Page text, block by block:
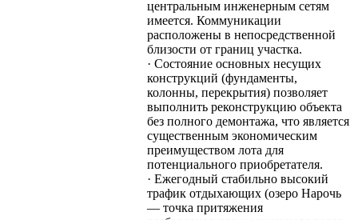
центральным инженерным сетям
имеется. Коммуникации
расположены в непосредственной
близости от границ участка.
· Cостояние основных несущих
конструкций (фундаменты,
колонны, перекрытия) позволяет
выполнить реконструкцию объекта
без полного демонтажа, что является
существенным экономическим
преимуществом лота для
потенциального приобретателя.
· Ежегодный стабильно высокий
трафик отдыхающих (озеро Нарочь
— точка притяжения